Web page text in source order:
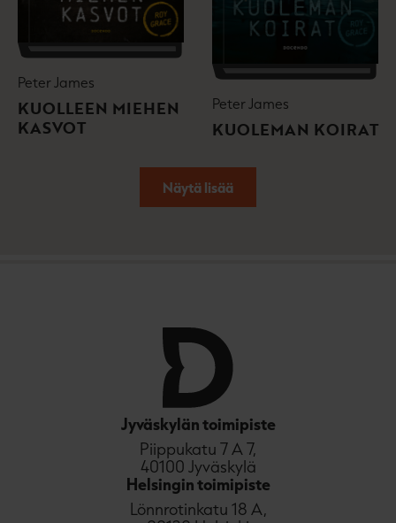
Peter James
KUOLLEEN MIEHEN
KASVOT
Peter James
KUOLEMAN KOIRAT
Näytä lisää
Jyväskylän toimipiste
Piippukatu 7 A 7,
40100 Jyväskylä
Helsingin toimipiste
Lönnrotinkatu 18 A,